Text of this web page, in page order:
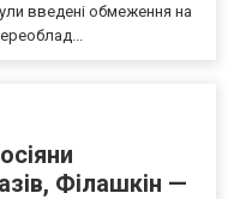
введені обмеження на
Філашкін —